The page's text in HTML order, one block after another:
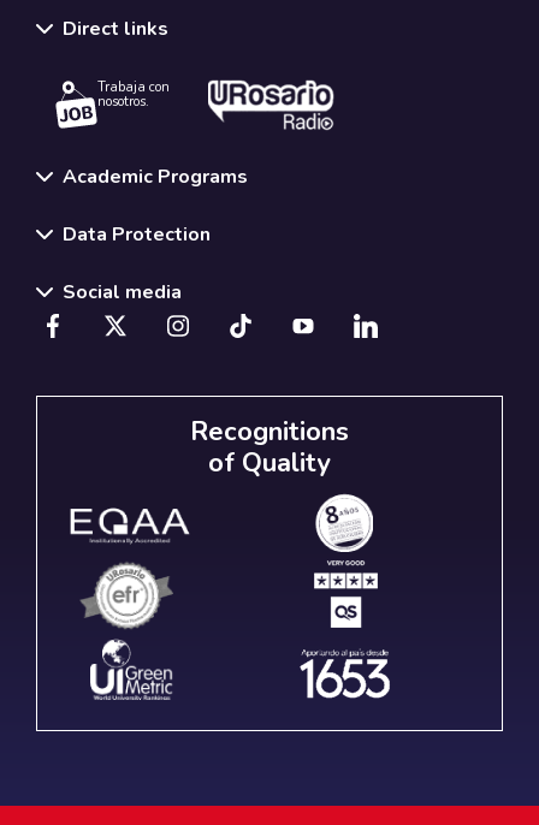
Direct links
Trabaja con
nosotros.
Academic Programs
Data Protection
Social media
Recognitions
of Quality